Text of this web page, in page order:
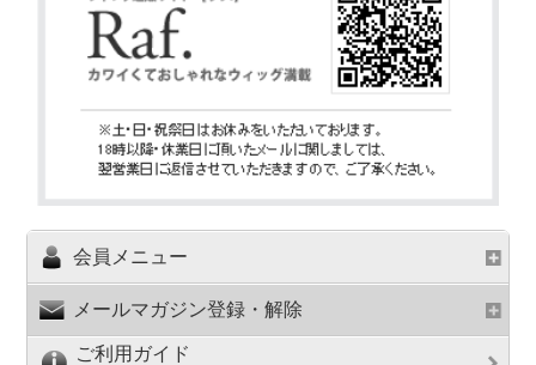
会員メニュー
メールマガジン登録・解除
ご利用ガイド